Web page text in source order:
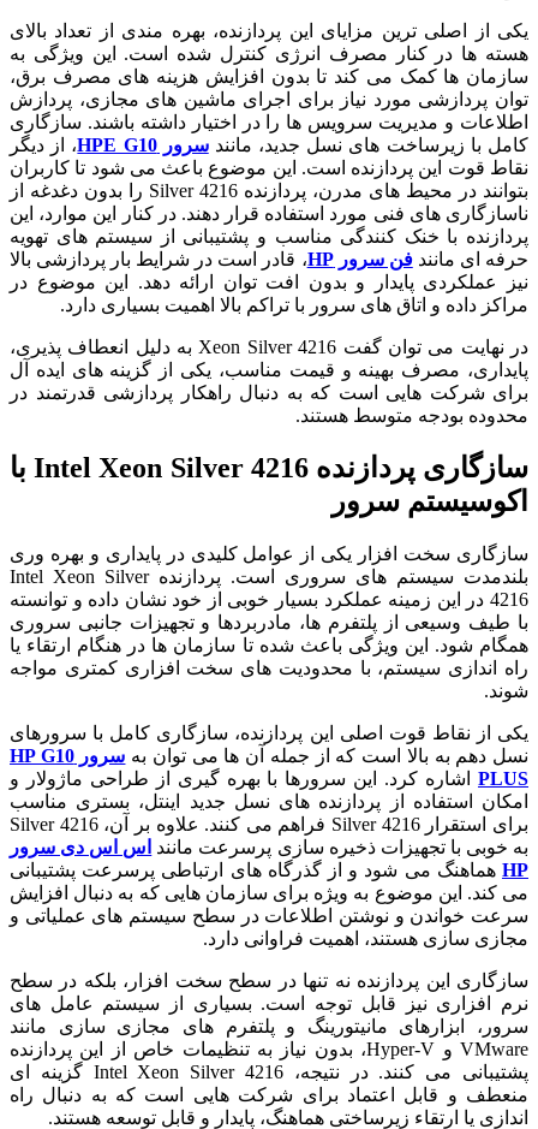
یکی از اصلی ترین مزایای این پردازنده، بهره مندی از تعداد بالای
هسته ها در کنار مصرف انرژی کنترل شده است. این ویژگی به
سازمان ها کمک می کند تا بدون افزایش هزینه های مصرف برق،
توان پردازشی مورد نیاز برای اجرای ماشین های مجازی، پردازش
اطلاعات و مدیریت سرویس ها را در اختیار داشته باشند. سازگاری
کامل با زیرساخت های نسل جدید، مانندسرور HPE G10
، از دیگر
نقاط قوت این پردازنده است. این موضوع باعث می شود تا کاربران
بتوانند در محیط های مدرن، پردازنده Silver 4216 را بدون دغدغه از
ناسازگاری های فنی مورد استفاده قرار دهند. در کنار این موارد، این
پردازنده با خنک کنندگی مناسب و پشتیبانی از سیستم های تهویه
حرفه ای مانندفن سرور HP
، قادر است در شرایط بار پردازشی بالا
نیز عملکردی پایدار و بدون افت توان ارائه دهد. این موضوع در
مراکز داده و اتاق های سرور با تراکم بالا اهمیت بسیاری دارد.
در نهایت می توان گفت Xeon Silver 4216 به دلیل انعطاف پذیری،
پایداری، مصرف بهینه و قیمت مناسب، یکی از گزینه های ایده آل
برای شرکت هایی است که به دنبال راهکار پردازشی قدرتمند در
محدوده بودجه متوسط هستند.
سازگاری پردازنده Intel Xeon Silver 4216 با
اکوسیستم سرور
سازگاری سخت افزار یکی از عوامل کلیدی در پایداری و بهره وری
بلندمدت سیستم‌ های سروری است. پردازنده Intel Xeon Silver
4216 در این زمینه عملکرد بسیار خوبی از خود نشان داده و توانسته
با طیف وسیعی از پلتفرم‌ ها، مادربردها و تجهیزات جانبی سروری
همگام شود. این ویژگی باعث شده تا سازمان‌ ها در هنگام ارتقاء یا
راه اندازی سیستم، با محدودیت‌ های سخت افزاری کمتری مواجه
شوند.
یکی از نقاط قوت اصلی این پردازنده، سازگاری کامل با سرورهای
نسل دهم به بالا است که از جمله آن‌ ها می‌ توان به
سرور HP G10
PLUS اشاره کرد. این سرورها با بهره گیری از طراحی ماژولار و
امکان استفاده از پردازنده‌ های نسل جدید اینتل، بستری مناسب
برای استقرار Silver 4216 فراهم می‌ کنند. علاوه بر آن، Silver 4216
به خوبی با تجهیزات ذخیره سازی پرسرعت مانند اس اس دی سرور
HP هماهنگ می‌ شود و از گذرگاه‌ های ارتباطی پرسرعت پشتیبانی
می‌ کند. این موضوع به ویژه برای سازمان‌ هایی که به دنبال افزایش
سرعت خواندن و نوشتن اطلاعات در سطح سیستم‌ های عملیاتی و
مجازی سازی هستند، اهمیت فراوانی دارد.
سازگاری این پردازنده نه تنها در سطح سخت افزار، بلکه در سطح
نرم افزاری نیز قابل توجه است. بسیاری از سیستم عامل‌ های
سرور، ابزارهای مانیتورینگ و پلتفرم‌ های مجازی سازی مانند
VMware و Hyper-V، بدون نیاز به تنظیمات خاص از این پردازنده
پشتیبانی می‌ کنند. در نتیجه، Intel Xeon Silver 4216 گزینه‌ ای
منعطف و قابل اعتماد برای شرکت‌ هایی است که به دنبال راه
اندازی یا ارتقاء زیرساختی هماهنگ، پایدار و قابل توسعه هستند.